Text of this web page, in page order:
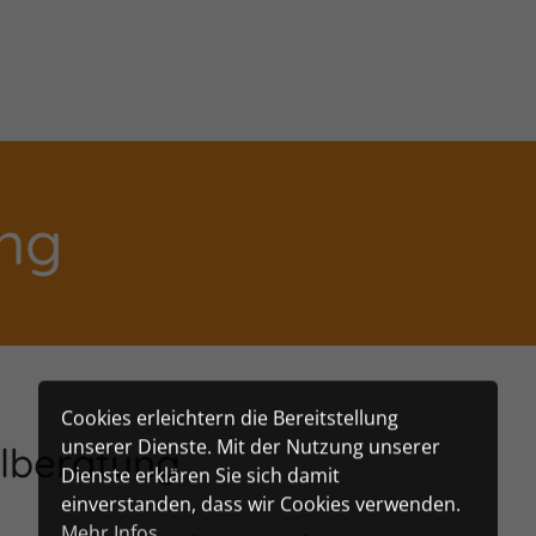
Cookies erleichtern die Bereitstellung
unserer Dienste. Mit der Nutzung unserer
Dienste erklären Sie sich damit
einverstanden, dass wir Cookies verwenden.